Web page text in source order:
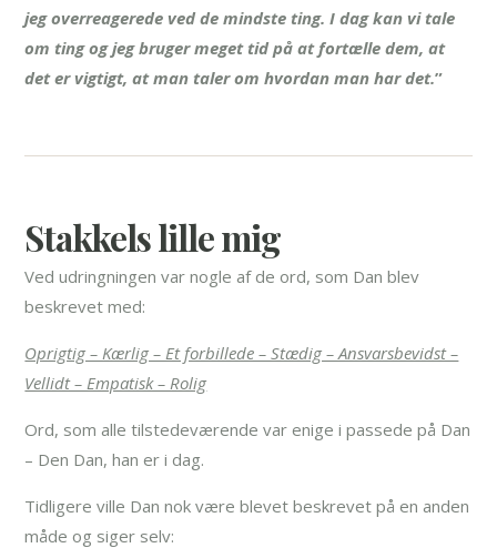
jeg overreagerede ved de mindste ting. I dag kan vi tale
om ting og jeg bruger meget tid på at fortælle dem, at
det er vigtigt, at man taler om hvordan man har det.”
Stakkels lille mig
Ved udringningen var nogle af de ord, som Dan blev
beskrevet med:
Oprigtig – Kærlig – Et forbillede – Stædig – Ansvarsbevidst –
Vellidt – Empatisk – Rolig
Ord, som alle tilstedeværende var enige i passede på Dan
– Den Dan, han er i dag.
Tidligere ville Dan nok være blevet beskrevet på en anden
måde og siger selv: